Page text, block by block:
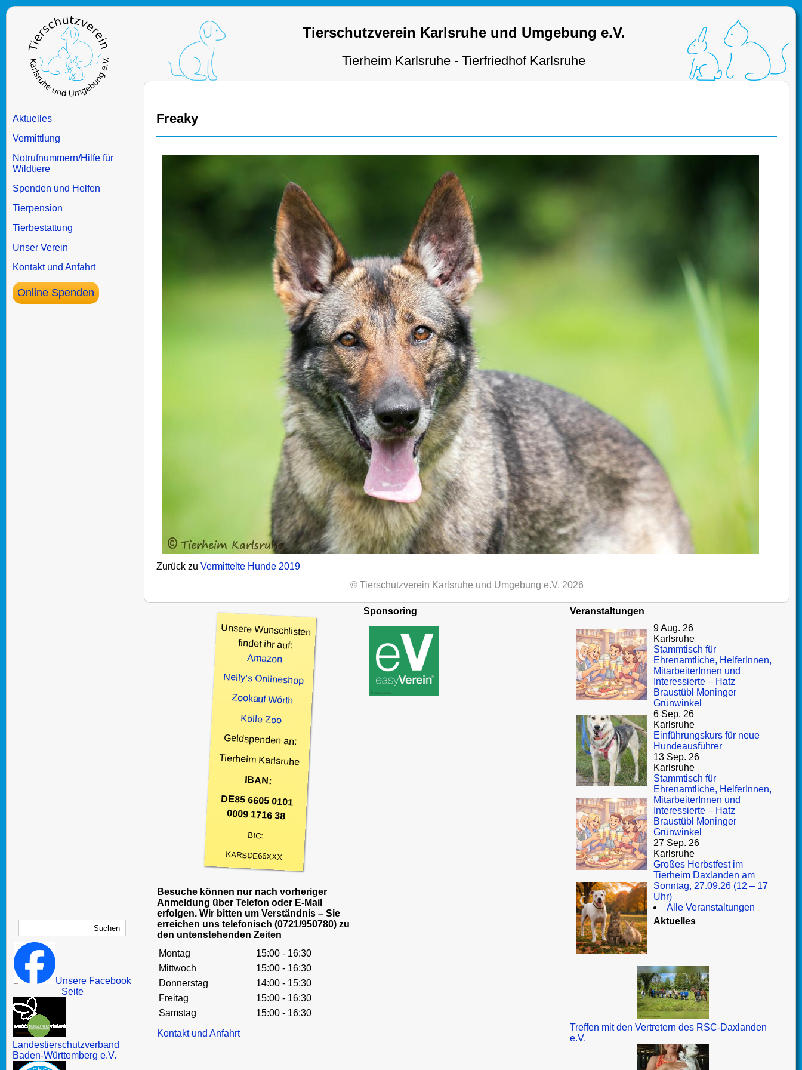
Tierschutzverein Karlsruhe und Umgebung e.V.
Tierheim Karlsruhe - Tierfriedhof Karlsruhe
Aktuelles
Vermittlung
Notrufnummern/Hilfe für
Wildtiere
Spenden und Helfen
Tierpension
Tierbestattung
Unser Verein
Kontakt und Anfahrt
Online Spenden
Unsere Facebook
Seite
Landestierschutzverband
Baden-Württemberg e.V.
Freaky
Zurück zu Vermittelte Hunde 2019
© Tierschutzverein Karlsruhe und Umgebung e.V. 2026
Unsere Wunschlisten
findet ihr auf:
Amazon
Nelly’s Onlineshop
Zookauf Wörth
Kölle Zoo
Geldspenden an:
Tierheim Karlsruhe
IBAN:
DE85 6605 0101
0009 1716 38
BIC:
KARSDE66XXX
Besuche können nur nach vorheriger
Anmeldung über Telefon oder E-Mail
erfolgen. Wir bitten um Verständnis – Sie
erreichen uns telefonisch (0721/950780) zu
den untenstehenden Zeiten
Montag
15:00 - 16:30
Mittwoch
15:00 - 16:30
Donnerstag
14:00 - 15:30
Freitag
15:00 - 16:30
Samstag
15:00 - 16:30
Kontakt und Anfahrt
Sponsoring
Veranstaltungen
9 Aug. 26
Karlsruhe
Stammtisch für
Ehrenamtliche, HelferInnen,
MitarbeiterInnen und
Interessierte – Hatz
Braustübl Moninger
Grünwinkel
6 Sep. 26
Karlsruhe
Einführungskurs für neue
Hundeausführer
13 Sep. 26
Karlsruhe
Stammtisch für
Ehrenamtliche, HelferInnen,
MitarbeiterInnen und
Interessierte – Hatz
Braustübl Moninger
Grünwinkel
27 Sep. 26
Karlsruhe
Großes Herbstfest im
Tierheim Daxlanden am
Sonntag, 27.09.26 (12 – 17
Uhr)
Alle Veranstaltungen
Aktuelles
Treffen mit den Vertretern des RSC-Daxlanden
e.V.